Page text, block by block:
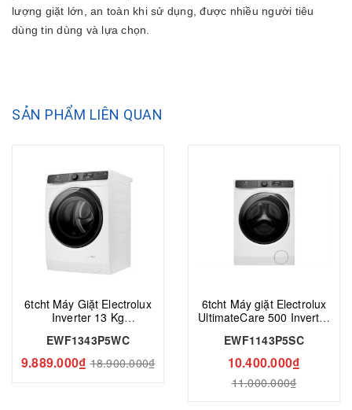
lượng giặt lớn, an toàn khi sử dụng, được nhiều người tiêu
dùng tin dùng và lựa chọn.
SẢN PHẨM LIÊN QUAN
6tcht Máy Giặt Electrolux
Inverter 13 Kg
EWF1343P5WC
9.889.000₫ 18.900.000₫
6tcht Máy giặt Electrolux
UltimateCare 500 Inverter
EWF1143P5SC
10.400.000₫
11.000.000₫